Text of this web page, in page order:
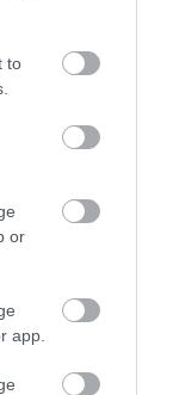
to
or
app.